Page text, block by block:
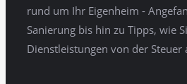
rund um Ihr Eigenheim -
Sanierung bis hin zu Tipps, wie
Dienstleistungen von der Steuer